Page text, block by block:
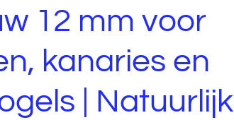
12 mm voor
kanaries en
| Natuurlijk